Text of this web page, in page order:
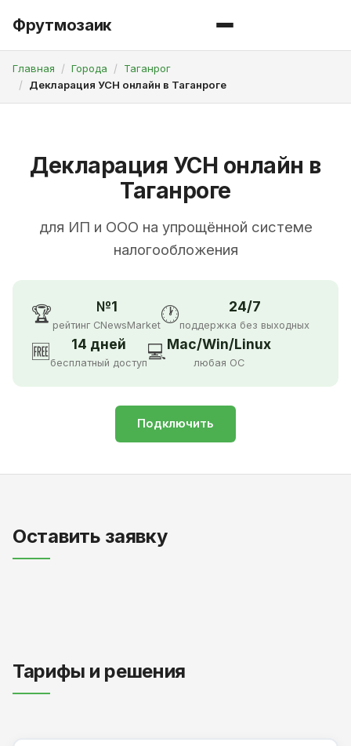
Фрутмозаик
Главная Города
Таганрог
Декларация УСН онлайн в Таганроге
Декларация УСН онлайн в
Таганроге
для ИП и ООО на упрощённой системе
налогообложения
🏆 №1
рейтинг CNewsMarket🕐 24/7
поддержка без выходных
🆓 14 дней
бесплатный доступ💻Mac/Win/Linux
любая ОС
Подключить
Оставить заявку
Тарифы и решения